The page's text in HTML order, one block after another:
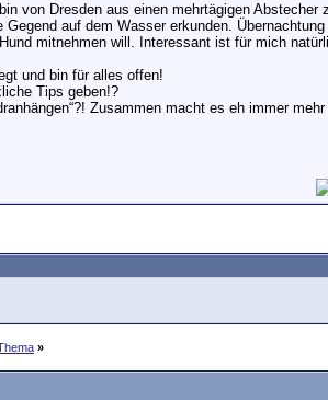
von Dresden aus einen mehrtägigen Abstecher
auf dem Wasser erkunden.
mitnehmen will. Interessant ist für mich
und bin für alles offen!
Tips geben!?
Zusammen macht es eh immer
»